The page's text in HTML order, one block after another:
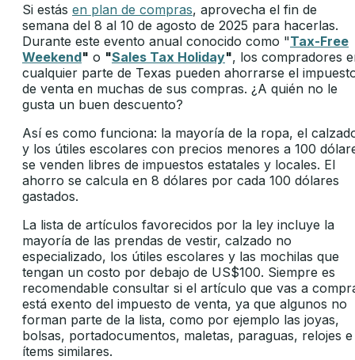
Si estás en plan de compras, aprovecha el fin de
semana del 8 al 10 de agosto de 2025 para hacerlas.
Durante este evento anual conocido como "Tax-Free
Weekend" o "Sales Tax Holiday", los compradores
cualquier parte de Texas pueden ahorrarse el
de venta en muchas de sus compras. ¿A quién no le
gusta un buen descuento?
Así es como funciona: la mayoría de la ropa, el
y los útiles escolares con precios menores a 100
se venden libres de impuestos estatales y locales. El
ahorro se calcula en 8 dólares por cada 100 dólares
gastados.
La lista de artículos favorecidos por la ley incluye la
mayoría de las prendas de vestir, calzado no
especializado, los útiles escolares y las mochilas que
tengan un costo por debajo de US$100. Siempre es
recomendable consultar si el artículo que vas a
está exento del impuesto de venta, ya que algunos no
forman parte de la lista, como por ejemplo las joyas,
bolsas, portadocumentos, maletas, paraguas, relojes e
ítems similares.